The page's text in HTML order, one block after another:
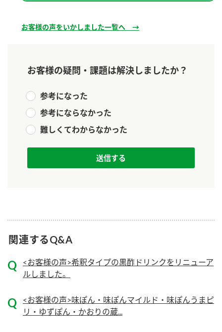
PIN印
千夜
スペシャルサイト
お酢を知ろう！
すしラボ
ぽん酢サワー
MIM（ミツカンミュージアム）
各部門が大切にしていること
おいしさと健康への取り組み
キッザニア東京「ぽん酢工房」
お問い合わせ
地図から取り扱い店舗を探す
業務用サイト ミツカングループについて 製造所固有記号一覧
お客様の声をいかしました一覧へ →
お客様の疑問・課題は解決しましたか？
参考になった
参考にならなかった
難しくてわからなかった
関連するQ&A
<お客様の声>希釈タイプの黒酢ドリンクをリニューア
ルしました。
<お客様の声>味ぽん・味ぽんマイルド・味ぽんうまピ
リ・ゆずぽん・かおりの蔵...